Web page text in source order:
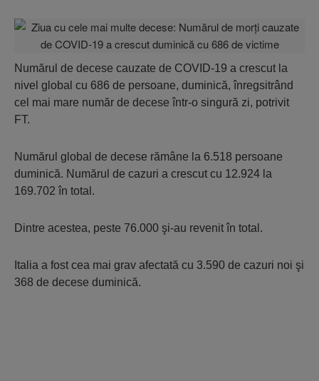
Numărul de decese cauzate de COVID-19 a crescut la
nivel global cu 686 de persoane, duminică, înregsitrând
cel mai mare număr de decese într-o singură zi, potrivit
FT.
Numărul global de decese rămâne la 6.518 persoane
duminică. Numărul de cazuri a crescut cu 12.924 la
169.702 în total.
Dintre acestea, peste 76.000 şi-au revenit în total.
Italia a fost cea mai grav afectată cu 3.590 de cazuri noi şi
368 de decese duminică.